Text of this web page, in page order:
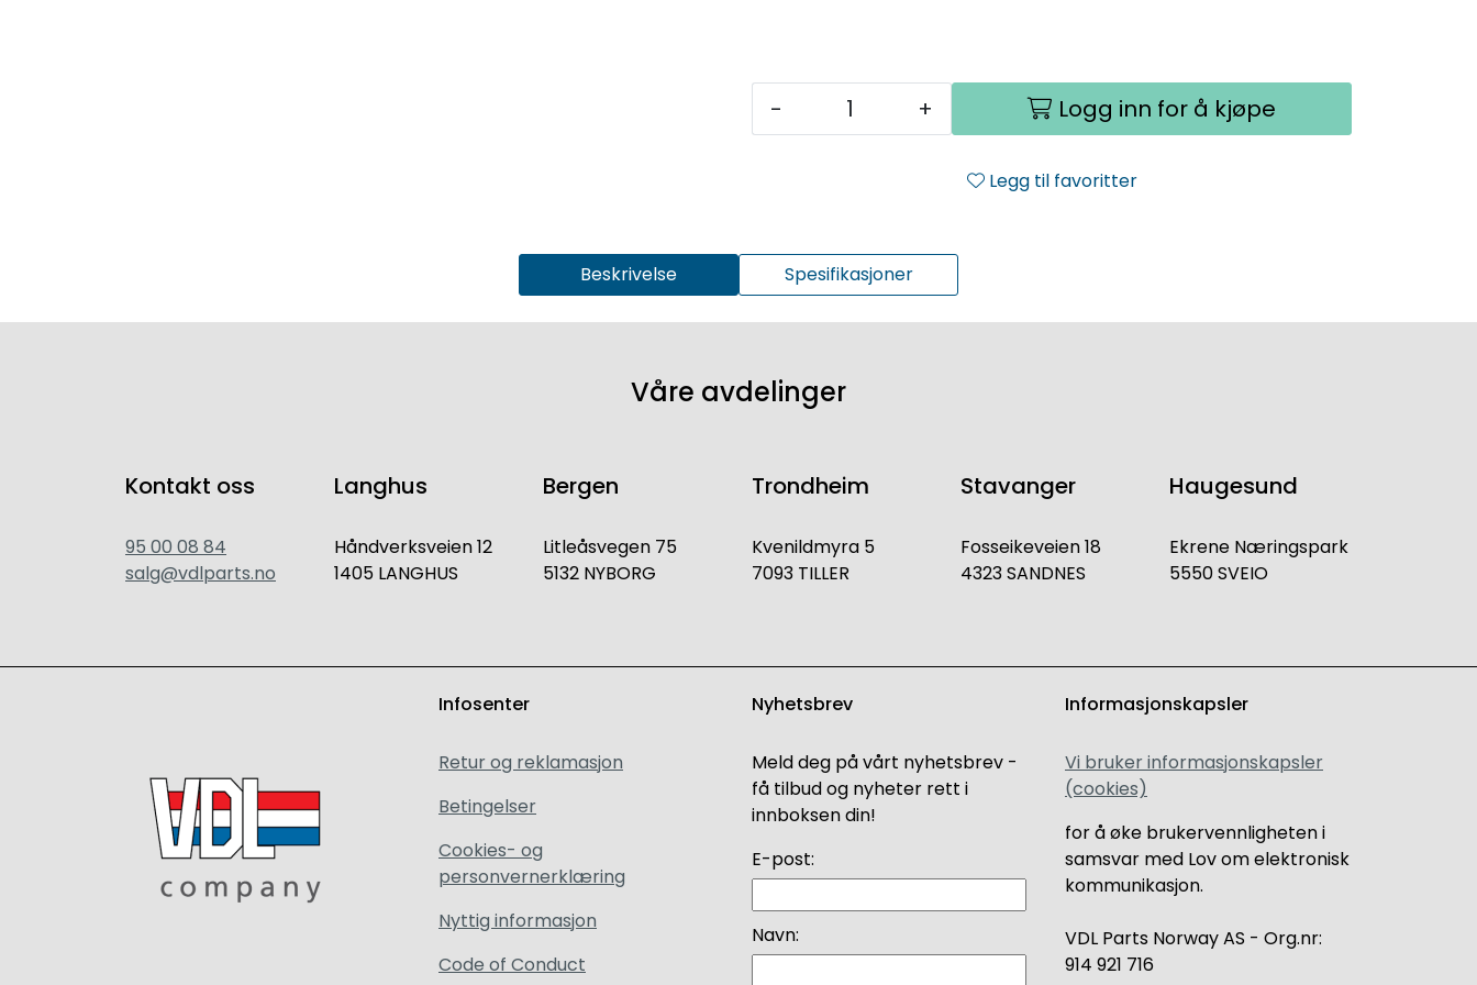
- + Logg inn for å kjøpe
Legg til favoritter
Beskrivelse Spesifikasjoner
Våre avdelinger
Kontakt oss
95 00 08 84
salg@vdlparts.no
Langhus
Håndverksveien 12
1405 LANGHUS
Bergen
Litleåsvegen 75
5132 NYBORG
Trondheim
Kvenildmyra 5
7093 TILLER
Stavanger
Fosseikeveien 18
4323 SANDNES
Haugesund
Ekrene Næringspark
5550 SVEIO
Infosenter
Retur og reklamasjon
Betingelser
Cookies- og
personvernerklæring
Nyttig informasjon
Code of Conduct
Nyhetsbrev
Meld deg på vårt nyhetsbrev -
få tilbud og nyheter rett i
innboksen din!
E-post:
Navn:
Informasjonskapsler
Vi bruker informasjonskapsler
(cookies)
for å øke brukervennligheten i
samsvar med Lov om elektronisk
kommunikasjon.
VDL Parts Norway AS - Org.nr:
914 921 716